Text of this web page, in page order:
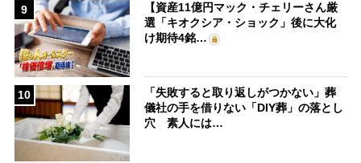
9
【資産11億円マック・チェリーさん厳
選「キオクシア・ショック」後に大化
け期待4銘…
10
「失敗すると取り返しがつかない」葬
儀社の手を借りない「DIY葬」の落とし
穴 素人には…